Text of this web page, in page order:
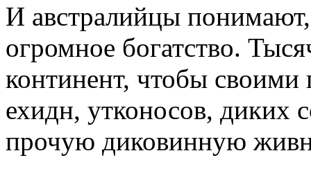
И австралийцы
огромное богатство.
континент, чтобы своими
ехидн, утконосов, диких
прочую диковинную